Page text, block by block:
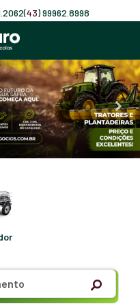
(43) 99962.8998